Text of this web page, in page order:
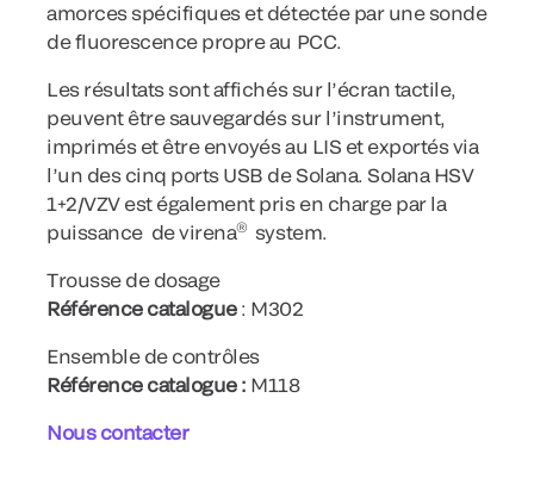
amorces spécifiques et détectée par une sonde
de fluorescence propre au PCC.
Les résultats sont affichés sur l’écran tactile,
peuvent être sauvegardés sur l’instrument,
imprimés et être envoyés au LIS et exportés via
l’un des cinq ports USB de Solana. Solana HSV
1+2/VZV est également pris en charge par la
puissance de virena® system.
Trousse de dosage
Référence catalogue: M302
Ensemble de contrôles
Référence catalogue : M118
Nous contacter